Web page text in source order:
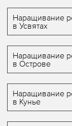
Наращивание
в Усвятах
Наращивание
в Острове
Наращивание
в Кунье